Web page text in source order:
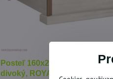
Posteľ 160x200, sosna
divoký, ROYAL L1